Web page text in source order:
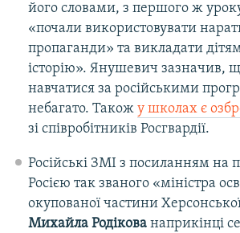
його словами, з першого ж
«почали використовувати
пропаганди» та викладати
історію». Янушевич зазначив,
навчатися за російськими
небагато. Також у школах є
зі співробітників Росгвардії.
Російські ЗМІ з посиланням на
Росією так званого «міністра
окупованої частини Херсонської
Михайла Родікова наприкінці